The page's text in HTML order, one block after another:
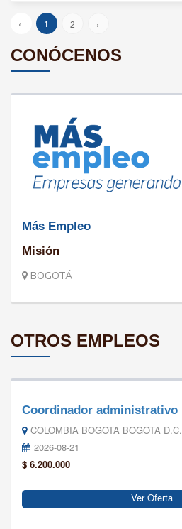
‹ 1 2 ›
CONÓCENOS
Más Empleo
Misión
BOGOTÁ
OTROS EMPLEOS
Coordinador administrativo
COLOMBIA BOGOTA BOGOTA D.C.
2026-08-21
$ 6.200.000
Ver Oferta